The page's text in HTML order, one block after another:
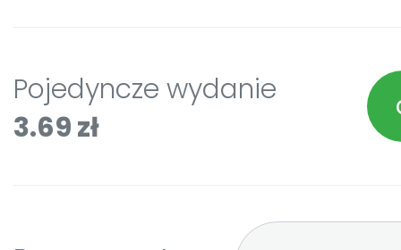
Pojedyncze wydanie
3.69 zł